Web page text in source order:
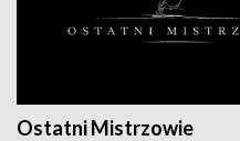
Ostatni Mistrzowie